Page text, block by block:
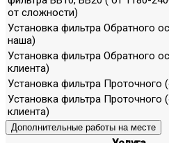
от сложности)
Установка фильтра Обратного
наша)
Установка фильтра Обратного
клиента)
Установка фильтра Проточного
Установка фильтра Проточного
клиента)
Дополнительные работы на месте